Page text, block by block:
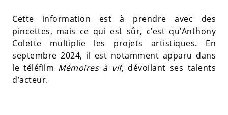
Cette information est à prendre avec des
pincettes, mais ce qui est sûr, c’est qu’Anthony
Colette multiplie les projets artistiques. En
septembre 2024, il est notamment apparu dans
le téléfilm Mémoires à vif, dévoilant ses talents
d’acteur.